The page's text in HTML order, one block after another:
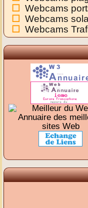
Webcams
Webcams
Webcams